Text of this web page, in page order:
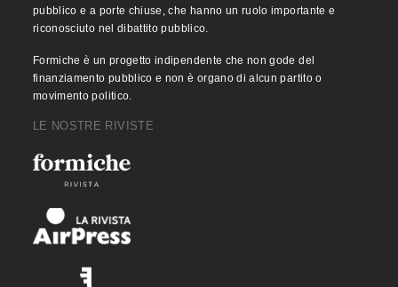
pubblico e a porte chiuse, che hanno un ruolo importante e
riconosciuto nel dibattito pubblico.
Formiche è un progetto indipendente che non gode del
finanziamento pubblico e non è organo di alcun partito o
movimento politico.
LE NOSTRE RIVISTE